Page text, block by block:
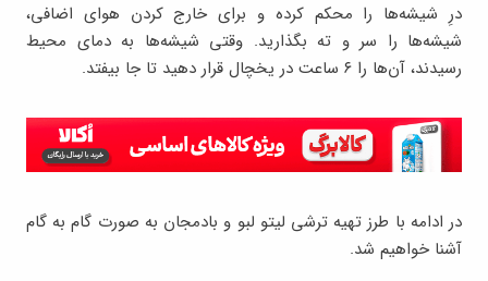
درِ شیشه‌ها را محکم کرده و برای خارج کردن هوای اضافی،
شیشه‌ها را سر و ته بگذارید. وقتی شیشه‌ها به دمای محیط
رسیدند، آن‌ها را ۶ ساعت در یخچال قرار دهید تا جا بیفتد.
در ادامه با طرز تهیه ترشی لیتو لبو و بادمجان به صورت گام به گام
آشنا خواهیم شد.